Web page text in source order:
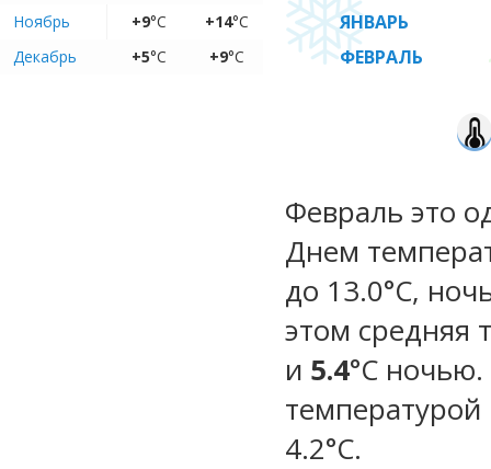
Ноябрь
+9°C +14°C
Декабрь
+5°C +9°C
ЯНВАРЬ
ФЕВРАЛЬ
Февраль это
Днем
до 13.0°C,
этом средняя
и 5.4°C
температурой
4.2°С.